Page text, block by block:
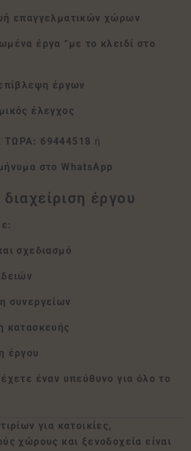
επαγγελματικών χώρων
έργα “με το κλειδί στο
έργων
έλεγχος
ΤΩΡΑ: 69444518 ή
στο WhatsApp
έργου
σχεδιασμό
συνεργείων
κατασκευής
έργου
έναν υπεύθυνο για όλο το
για κατοικίες,
χώρους και ξενοδοχεία είναι